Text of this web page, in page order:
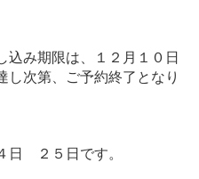
込み期限は、１２月１０日
し次第、ご予約終了となり
日 ２５日です。